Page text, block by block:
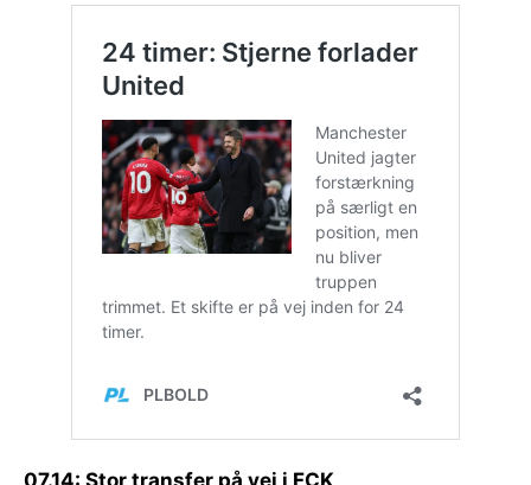
07.14: Stor transfer på vej i FCK